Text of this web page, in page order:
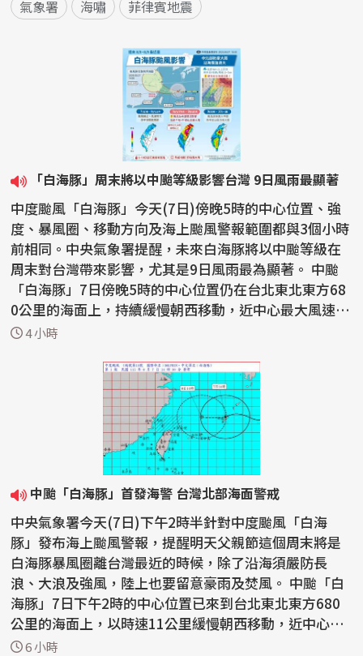
氣象署 海嘯 菲律賓地震
「白海豚」周末將以中颱等級影響台灣 9日風雨最顯著
中度颱風「白海豚」今天(7日)傍晚5時的中心位置、強
度、暴風圈、移動方向及海上颱風警報範圍都與3個小時
前相同。中央氣象署提醒，未來白海豚將以中颱等級在
周末對台灣帶來影響，尤其是9日風雨最為顯著。 中颱
「白海豚」7日傍晚5時的中心位置仍在台北東北東方68
0公里的海面上，持續緩慢朝西移動，近中心最大風速仍
維持...
4 小時
中颱「白海豚」首發海警 台灣北部海面警戒
中央氣象署今天(7日)下午2時半針對中度颱風「白海
豚」發布海上颱風警報，提醒明天父親節這個周末將是
白海豚暴風圈離台灣最近的時候，除了沿海須嚴防長
浪、大浪及強風，陸上也要留意豪雨及焚風。 中颱「白
海豚」7日下午2時的中心位置已來到台北東北東方680
公里的海面上，以時速11公里緩慢朝西移動，近中心最
大風速每秒...
6 小時